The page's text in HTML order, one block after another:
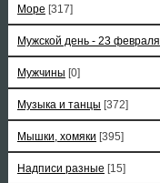
Море [317]
Мужской день - 23 февраля
Мужчины [0]
Музыка и танцы [372]
Мышки, хомяки [395]
Надписи разные [15]